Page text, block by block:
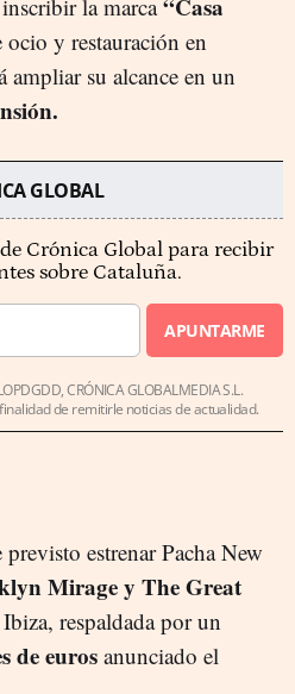
la marca“Casa
ocio y restauración en
su alcance en un
GLOBAL
Crónica Global para recibir
sobre Cataluña.
APUNTARME
CRÓNICA GLOBALMEDIA S.L.
de remitirle noticias de actualidad.
estrenar Pacha New
Mirage y The Great
respaldada por un
de euros anunciado el